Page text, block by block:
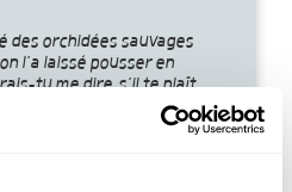
des orchidées sauvages
l’a laissé pousser en
tu me dire, s’il te plaît,
là ? Les oiseaux ont-ils
Sam.